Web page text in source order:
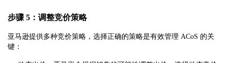
步骤 5：调整竞价策略
亚马逊提供多种竞价策略，选择正确的策略是有效管理 ACoS 的关
键：